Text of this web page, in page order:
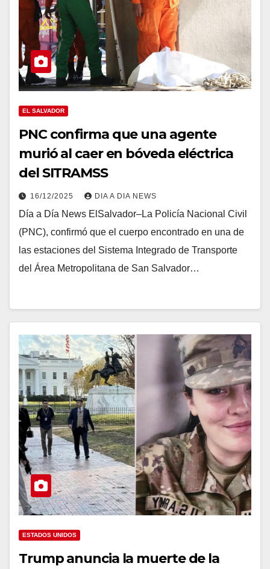
EL SALVADOR
PNC confirma que una agente
murió al caer en bóveda eléctrica
del SITRAMSS
16/12/2025 DIA A DIA NEWS
Día a Día News ElSalvador–La Policía Nacional Civil
(PNC), confirmó que el cuerpo encontrado en una de
las estaciones del Sistema Integrado de Transporte
del Área Metropolitana de San Salvador…
ESTADOS UNIDOS
Trump anuncia la muerte de la